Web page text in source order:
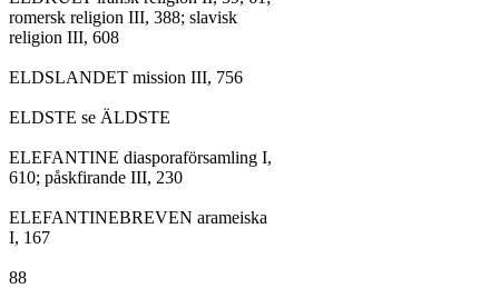
romersk religion III, 388; slavisk
religion III, 608
ELDSLANDET mission III, 756
ELDSTE se ÄLDSTE
ELEFANTINE diasporaförsamling I,
610; påskfirande III, 230
ELEFANTINEBREVEN arameiska
I, 167
88